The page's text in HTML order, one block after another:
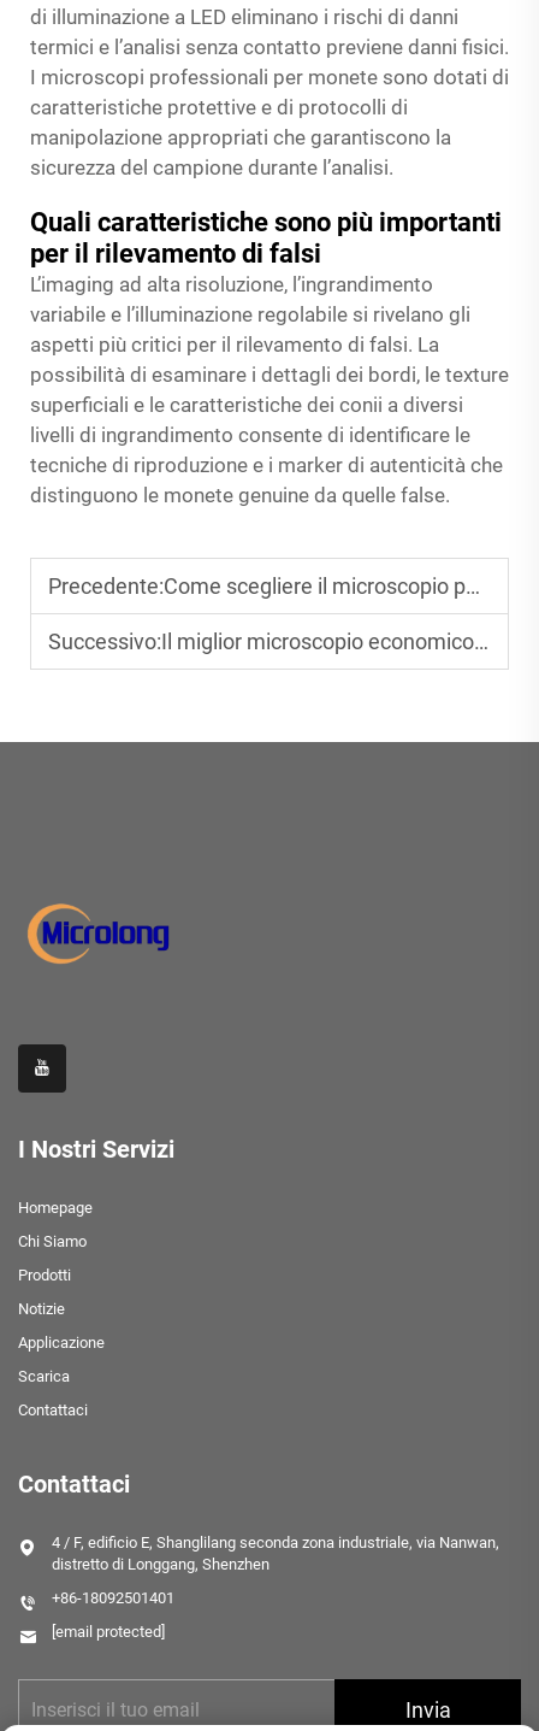
di illuminazione a LED eliminano i rischi di danni
termici e l’analisi senza contatto previene danni fisici.
I microscopi professionali per monete sono dotati di
caratteristiche protettive e di protocolli di
manipolazione appropriati che garantiscono la
sicurezza del campione durante l’analisi.
Quali caratteristiche sono più importanti
per il rilevamento di falsi
L’imaging ad alta risoluzione, l’ingrandimento
variabile e l’illuminazione regolabile si rivelano gli
aspetti più critici per il rilevamento di falsi. La
possibilità di esaminare i dettagli dei bordi, le texture
superficiali e le caratteristiche dei conii a diversi
livelli di ingrandimento consente di identificare le
tecniche di riproduzione e i marker di autenticità che
distinguono le monete genuine da quelle false.
Precedente:Come scegliere il microscopio perfetto per monete: guida all’acquisto
Successivo:Il miglior microscopio economico per monete sotto i 100 USD
I Nostri Servizi
Homepage
Chi Siamo
Prodotti
Notizie
Applicazione
Scarica
Contattaci
Contattaci
4 / F, edificio E, Shanglilang seconda zona industriale, via Nanwan,
distretto di Longgang, Shenzhen
+86-18092501401
[email protected]
Invia